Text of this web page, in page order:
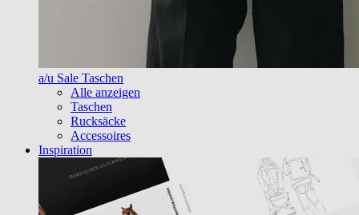
a/u Sale Taschen
Alle anzeigen
Taschen
Rucksäcke
Accessoires
Inspiration